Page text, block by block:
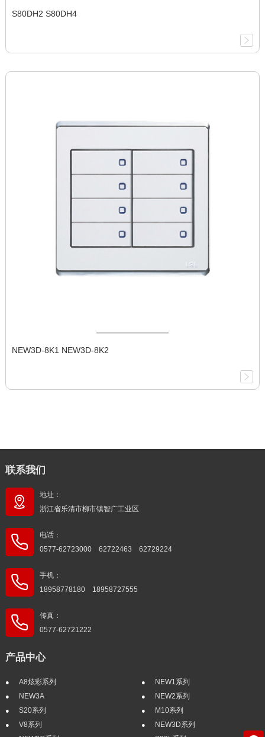
S80DH2 S80DH4
NEW3D-8K1 NEW3D-8K2
联系我们
地址：
浙江省乐清市柳市镇智广工业区
电话：
0577-62723000 62722463 62729224
手机：
18958778180 18958727555
传真：
0577-62721222
产品中心
A8炫彩系列
NEW1系列
NEW3A
NEW2系列
S20系列
M10系列
V8系列
NEW3D系列